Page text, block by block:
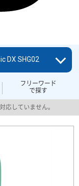
フリーワード
で探す
DX SHG02
応していません。